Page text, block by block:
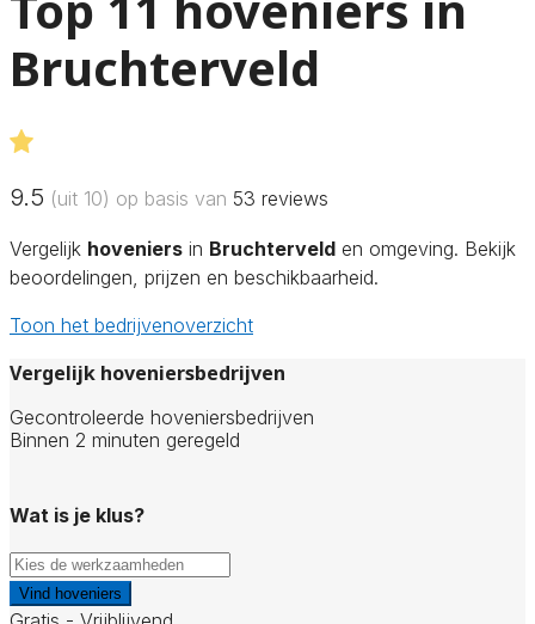
Bruchterveld
9.5 (uit 10) op basis van 53 reviews
Vergelijk hoveniers in Bruchterveld en omgeving. Bekijk
beoordelingen, prijzen en beschikbaarheid.
Toon het bedrijvenoverzicht
Vergelijk hoveniersbedrijven
Gecontroleerde hoveniersbedrijven
Binnen 2 minuten geregeld
Wat is je klus?
Vind hoveniers